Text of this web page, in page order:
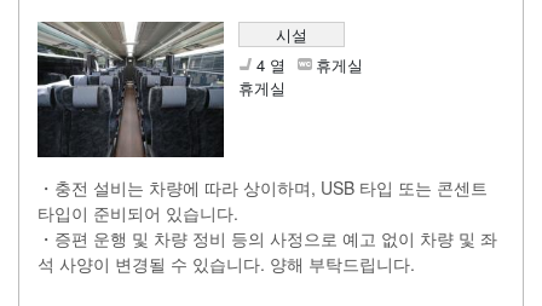
시설
4 열
휴게실
휴게실
・충전 설비는 차량에 따라 상이하며, USB 타입 또는 콘센트
타입이 준비되어 있습니다.
・증편 운행 및 차량 정비 등의 사정으로 예고 없이 차량 및 좌
석 사양이 변경될 수 있습니다. 양해 부탁드립니다.